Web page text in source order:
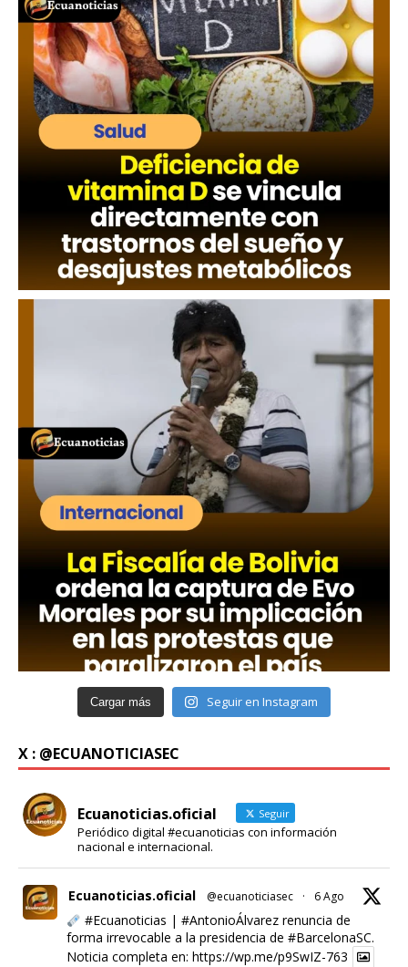
Cargar más Seguir en Instagram
X : @ECUANOTICIASEC
Ecuanoticias.oficial Seguir
Periódico digital #ecuanoticias con información
nacional e internacional.
Ecuanoticias.oficial @ecuanoticiasec · 6 Ago
#Ecuanoticias | #AntonioÁlvarezrenuncia de
forma irrevocable a la presidencia de #BarcelonaSC.
Noticia completa en: https://wp.me/p9SwIZ-763